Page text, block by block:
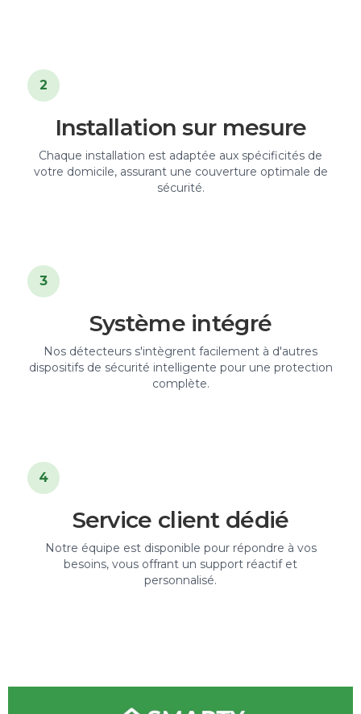
2
Installation sur mesure
Chaque installation est adaptée aux spécificités de
votre domicile, assurant une couverture optimale de
sécurité.
3
Système intégré
Nos détecteurs s'intègrent facilement à d'autres
dispositifs de sécurité intelligente pour une protection
complète.
4
Service client dédié
Notre équipe est disponible pour répondre à vos
besoins, vous offrant un support réactif et
personnalisé.